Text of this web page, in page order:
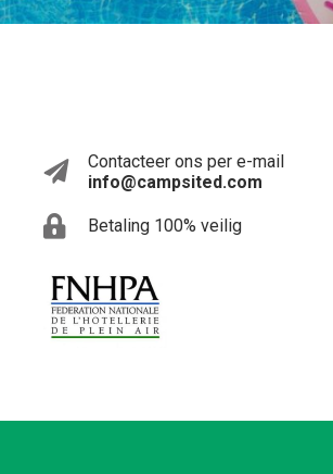
Contacteer ons per e-mail
info@campsited.com
Betaling 100% veilig